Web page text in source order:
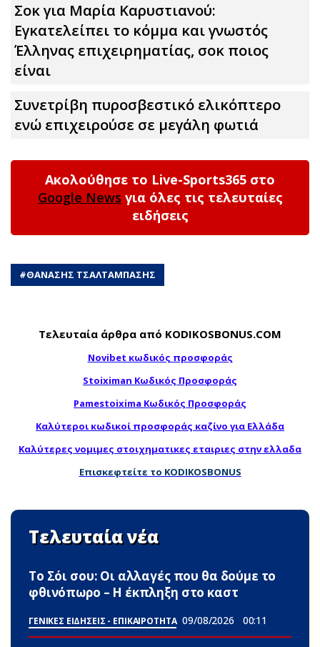
Σoκ για Μαρία Καρυστιανού:
Εγκατελείπει το κόμμα και γνωστός
Έλληνας επιχειρηματίας, σoκ ποιος
είναι
Συνετρίβη πυροσβεστικό ελικόπτερο
ενώ επιχειρούσε σε μεγάλη φωτιά
Ακολούθησε το Live-Sports365 στο
Google News για όλες τις τελευταίες
ειδήσεις
#ΘΑΝΑΣΗΣ ΤΣΑΛΤΑΜΠΑΣΗΣ
Τελευταία άρθρα από KODIKOSBONUS.COM
Novibet κωδικός προσφοράς
Stoiximan Κωδικός Προσφοράς
Pamestoixima Κωδικός Προσφοράς
Καλύτεροι κωδικοί προσφοράς καζίνο για Ελλάδα
Καλύτερες νομιμες στοιχηματικες εταιριες στην ελλαδα
Επισκεφτείτε το KODIKOSBONUS
Τελευταία νέα
Το Σόι σου: Οι αλλαγές που θα δούμε το
φθινόπωρο – Η έκπληξη στο καστ
ΓΕΝΙΚΕΣ ΕΙΔΗΣΕΙΣ - ΕΠΙΚΑΙΡΟΤΗΤΑ 09/08/2026 00:11